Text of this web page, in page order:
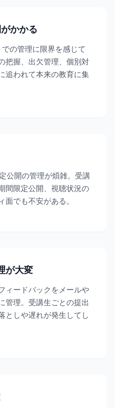
かかる
の管理に限界を感じて
把握、出欠管理、個別対
追われて本来の教育に集
公開の管理が煩雑。受講
間限定公開、視聴状況の
でも不安がある。
が大変
ィードバックをメールや
管理。受講生ごとの提出
としや遅れが発生してし